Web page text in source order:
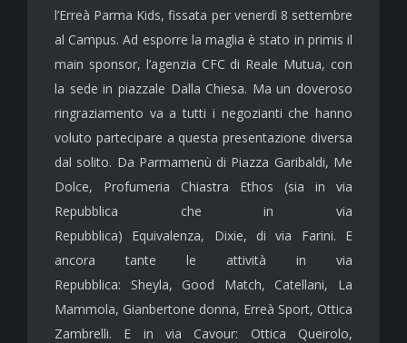
l’Erreà Parma Kids, fissata per venerdì 8 settembre
al Campus. Ad esporre la maglia è stato in primis il
main sponsor, l’agenzia CFC di Reale Mutua, con
la sede in piazzale Dalla Chiesa. Ma un doveroso
ringraziamento va a tutti i negozianti che hanno
voluto partecipare a questa presentazione diversa
dal solito. Da Parmamenù di Piazza Garibaldi, Me
Dolce, Profumeria Chiastra Ethos (sia in via
Repubblica che in via
Repubblica) Equivalenza, Dixie, di via Farini. E
ancora tante le attività in via
Repubblica: Sheyla, Good Match, Catellani, La
Mammola, Gianbertone donna, Erreà Sport, Ottica
Zambrelli. E in via Cavour: Ottica Queirolo,